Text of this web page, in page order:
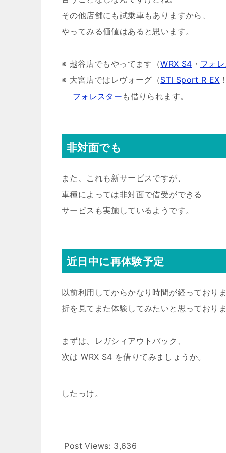
その他店舗にも試乗車もありますから、
やってみる価値はあると思います。
※ 越谷店でもやってます（WRX S4 ・ フォ
※ 大宮店ではレヴォーグ（STI Sport R EX
フォレスター も借りられます。
非対面でも
また、これも新サービスですが、
車種によっては非対面で借受ができる
サービスも実施しているようです。
近日中に再体験予定
以前利用してからかなり時間が経っておりま
折を見てまた体験してみたいと思っておりま
まずは、レガシィアウトバック、
次は WRX S4 を借りてみましょうか。
したっけ。
Post Views: 3,636